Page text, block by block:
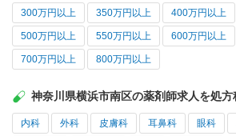
300万円以上 350万円以上 400万円以上
500万円以上 550万円以上 600万円以上
700万円以上 800万円以上
神奈川県横浜市南区の薬剤師求人を処方
内科 外科 皮膚科 耳鼻科 眼科